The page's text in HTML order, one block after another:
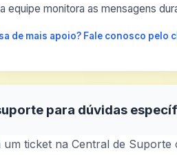
equipe monitora as mensagens
de mais apoio? Fale conosco
para dúvidas
um ticket na Central de Suporte